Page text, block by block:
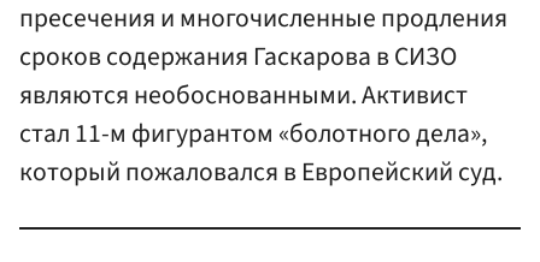
пресечения и многочисленные продления
сроков содержания Гаскарова в СИЗО
являются необоснованными. Активист
стал 11-м фигурантом «болотного дела»,
который пожаловался в Европейский суд.